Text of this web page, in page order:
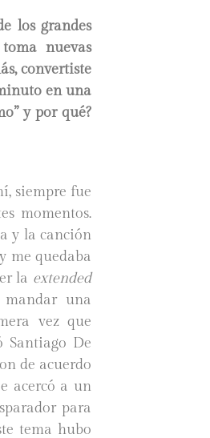
los grandes
nuevas
convertiste
en una
y por qué?
siempre fue
momentos.
y la canción
me quedaba
la extended
mandar una
vez que
Santiago De
de acuerdo
acercó a un
para
tema hubo